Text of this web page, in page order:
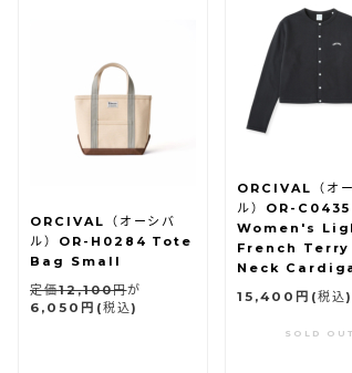
ORCIVAL（オーシバ
ル）OR-H0284 Tote
Bag Small
定価12,100円が
6,050円 (税込)
ORCIVAL（オ
ル）OR-C0435
Women's
French Terry
Neck
15,400円 (税込)
SOLD OUT